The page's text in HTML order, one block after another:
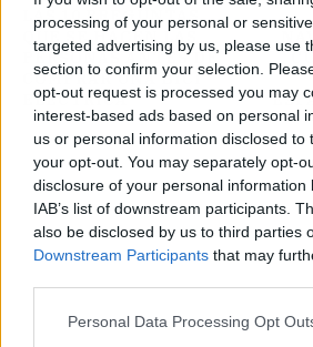
processing of your personal or
targeted advertising by us, please use
section to confirm your selection.
opt-out request is processed you may
interest-based ads based on personal
us or personal information disclosed to
your opt-out. You may separately opt-
disclosure of your personal information
IAB’s list of downstream participants.
also be disclosed by us to third parties
Downstream Participants that may
Personal Data Processing Opt
LAS 10 PREGUNTAS
QUE SE HACEN LAS
PERSONAS ANTES DE
COMPRAR UNA BICI
ELÉCTRICA